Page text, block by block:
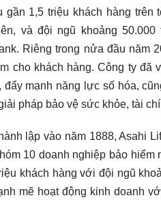
gần 1,5 triệu khách hàng
và đội ngũ khoảng
Riêng trong nửa đầu năm
cho khách hàng. Công ty
đẩy mạnh năng lực số hóa,
pháp bảo vệ sức khỏe, tài
lập vào năm 1888, Asahi
10 doanh nghiệp bảo hiểm
khách hàng với đội ngũ
mẽ hoạt động kinh doanh